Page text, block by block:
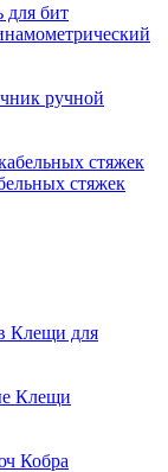
для бит
ручной
стяжек
Клещи для
Клещи
Кобра